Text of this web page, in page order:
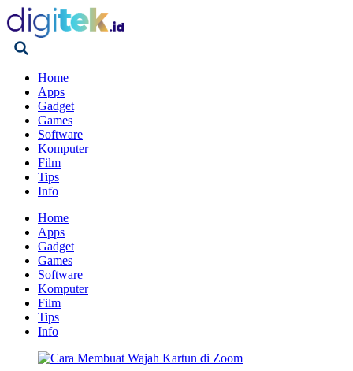
Home
Apps
Gadget
Games
Software
Komputer
Film
Tips
Info
Home
Apps
Gadget
Games
Software
Komputer
Film
Tips
Info